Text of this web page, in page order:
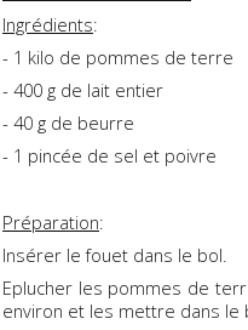
Ingrédients:
- 1 kilo de pommes de terre
- 400 g de lait entier
- 40 g de beurre
- 1 pincée de sel et poivre
Préparation:
Insérer le fouet dans le bol.
Eplucher les pommes de
environ et les mettre dans le